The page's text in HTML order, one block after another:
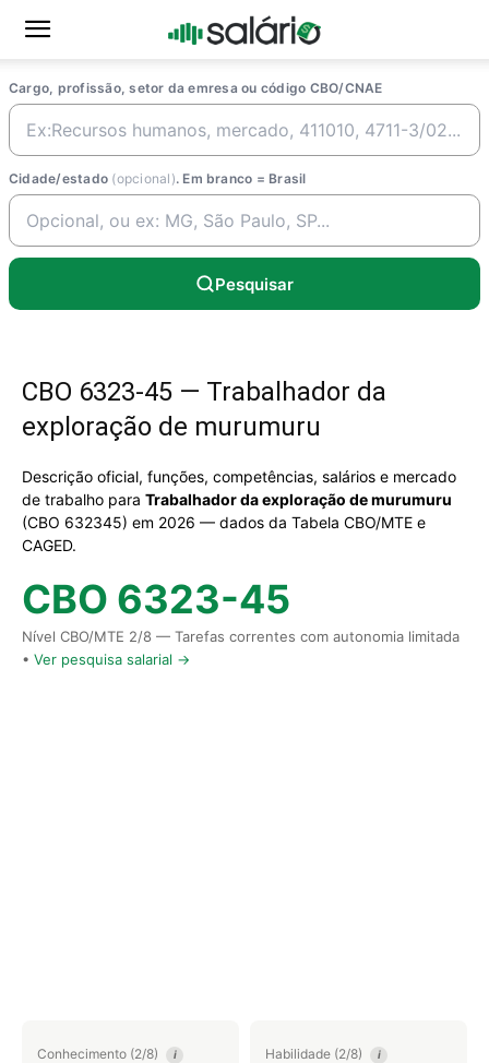
Cargo, profissão, setor da emresa ou código CBO/CNAE
Cidade/estado (opcional). Em branco = Brasil
Pesquisar
CBO 6323-45 — Trabalhador da
exploração de murumuru
Descrição oficial, funções, competências, salários e mercado
de trabalho para Trabalhador da exploração de murumuru
(CBO 632345) em 2026 — dados da Tabela CBO/MTE e
CAGED.
CBO 6323-45
Nível CBO/MTE 2/8 — Tarefas correntes com autonomia limitada
• Ver pesquisa salarial →
Conhecimento (2/8) i Habilidade (2/8) i